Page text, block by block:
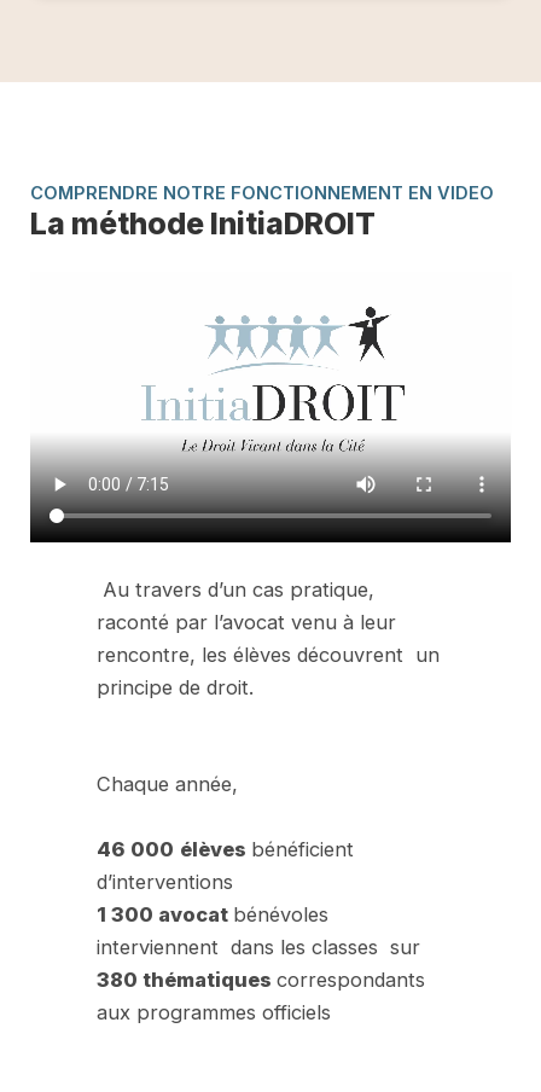
COMPRENDRE NOTRE FONCTIONNEMENT EN VIDEO
La méthode InitiaDROIT
Au travers d’un cas pratique,
raconté par l’avocat venu à leur
rencontre, les élèves découvrent un
principe de droit.
Chaque année,
46 000 élèves bénéficient
d’interventions
1 300 avocat bénévoles
interviennent dans les classes sur
380 thématiquescorrespondants
aux programmes officiels